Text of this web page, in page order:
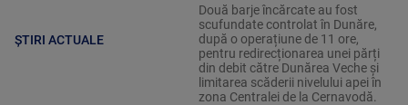
ȘTIRI ACTUALE
Două barje încărcate au fost
scufundate controlat în Dunăre,
după o operațiune de 11 ore,
pentru redirecționarea unei părți
din debit către Dunărea Veche și
limitarea scăderii nivelului apei în
zona Centralei de la Cernavodă.